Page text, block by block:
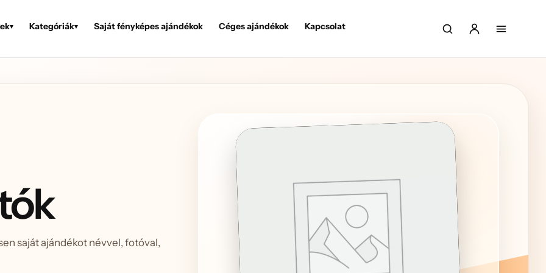
▾ Kategóriák▾ Saját fényképes ajándékok Céges ajándékok Kapcsolat
saját ajándékot névvel, fotóval,